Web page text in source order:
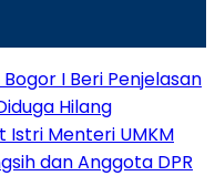
I Beri Penjelasan
Hilang
Istri Menteri UMKM
dan Anggota DPR